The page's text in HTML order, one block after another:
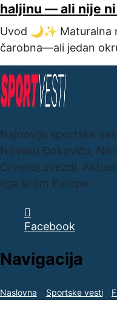
haljinu — ali nije
Uvod 🌙✨ Maturalna
čarobna—ali jedan
Najnovije sportske
Novaku Đokoviću,
Crvenoj zvezdi.
liga širom Evrope.
Facebook
Navigacija
Naslovna Sportske vesti